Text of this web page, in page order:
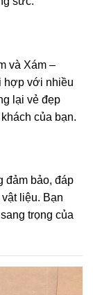
và Xám –
hợp với nhiều
lại vẻ đẹp
của bạn.
đảm bảo, đáp
liệu. Bạn
trọng của